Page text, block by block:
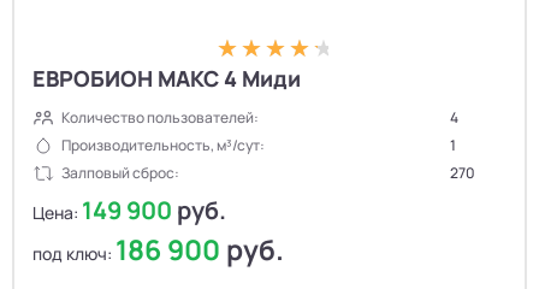
ЕВРОБИОН МАКС 4 Миди
Количество пользователей:
4
Производительность, м³/сут:
1
Залповый сброс:
270
Цена: 149 900 руб.
под ключ: 186 900 руб.